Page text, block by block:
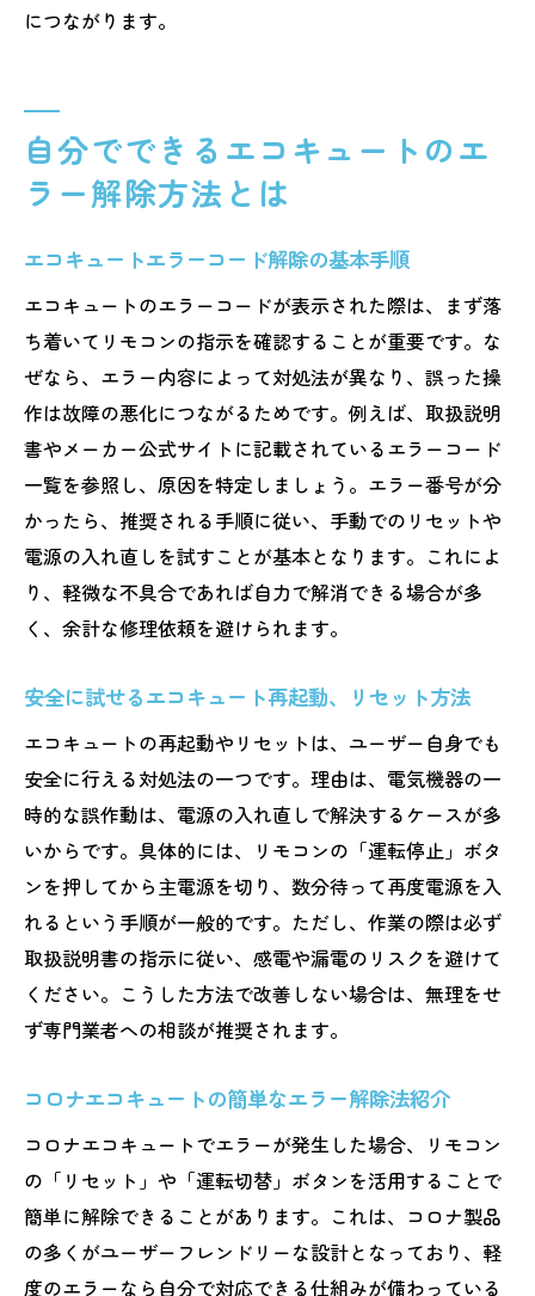
につながります。
自分でできるエコキュートのエ
ラー解除方法とは
エコキュートエラーコード解除の基本手順
エコキュートのエラーコードが表示された際は、まず落
ち着いてリモコンの指示を確認することが重要です。な
ぜなら、エラー内容によって対処法が異なり、誤った操
作は故障の悪化につながるためです。例えば、取扱説明
書やメーカー公式サイトに記載されているエラーコード
一覧を参照し、原因を特定しましょう。エラー番号が分
かったら、推奨される手順に従い、手動でのリセットや
電源の入れ直しを試すことが基本となります。これによ
り、軽微な不具合であれば自力で解消できる場合が多
く、余計な修理依頼を避けられます。
安全に試せるエコキュート再起動、リセット方法
エコキュートの再起動やリセットは、ユーザー自身でも
安全に行える対処法の一つです。理由は、電気機器の一
時的な誤作動は、電源の入れ直しで解決するケースが多
いからです。具体的には、リモコンの「運転停止」ボタ
ンを押してから主電源を切り、数分待って再度電源を入
れるという手順が一般的です。ただし、作業の際は必ず
取扱説明書の指示に従い、感電や漏電のリスクを避けて
ください。こうした方法で改善しない場合は、無理をせ
ず専門業者への相談が推奨されます。
コロナエコキュートの簡単なエラー解除法紹介
コロナエコキュートでエラーが発生した場合、リモコン
の「リセット」や「運転切替」ボタンを活用することで
簡単に解除できることがあります。これは、コロナ製品
の多くがユーザーフレンドリーな設計となっており、軽
度のエラーなら自分で対応できる仕組みが備わっている